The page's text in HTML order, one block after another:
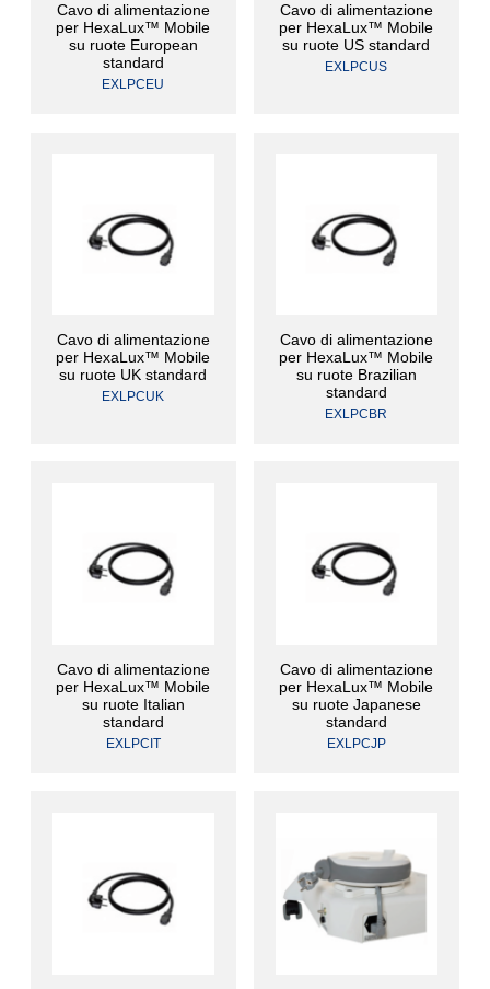
Cavo di alimentazione
per HexaLux™ Mobile
su ruote European
standard
EXLPCEU
Cavo di alimentazione
per HexaLux™ Mobile
su ruote US standard
EXLPCUS
Cavo di alimentazione
per HexaLux™ Mobile
su ruote UK standard
EXLPCUK
Cavo di alimentazione
per HexaLux™ Mobile
su ruote Brazilian
standard
EXLPCBR
Cavo di alimentazione
per HexaLux™ Mobile
su ruote Italian
standard
EXLPCIT
Cavo di alimentazione
per HexaLux™ Mobile
su ruote Japanese
standard
EXLPCJP